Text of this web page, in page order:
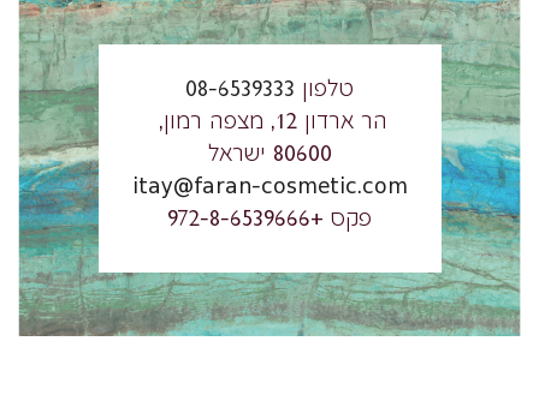
טלפון 08-6539333
הר ארדון 12, מצפה רמון,
80600 ישראל
itay@faran-cosmetic.com
פקס +972-8-6539666